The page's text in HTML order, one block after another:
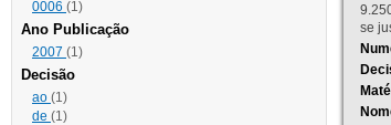
0006 (1)
Ano Publicação
2007 (1)
Decisão
ao (1)
de (1)
se